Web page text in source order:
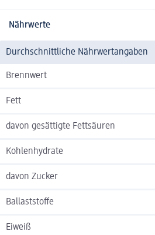
Nährwerte
Durchschnittliche Nährwertangaben
Brennwert
Fett
davon gesättigte Fettsäuren
Kohlenhydrate
davon Zucker
Ballaststoffe
Eiweiß